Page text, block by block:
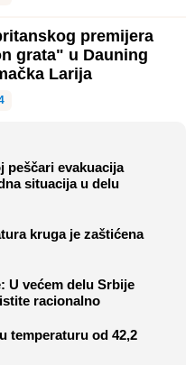
premijera
grata" u Dauning
Larija
peščari evakuacija
situacija u delu
kruga je zaštićena
U većem delu Srbije
racionalno
temperaturu od 42,2